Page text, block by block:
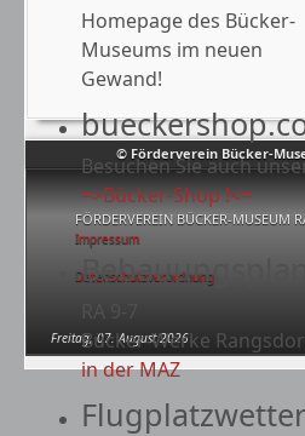
© Förderverein Bücker-
FÖRDERVEREIN BÜCKER-MUSEUM
Impressum
Datenschutzverordnung
Freitag, 07. August 2026
Homepage des Bücker-
Museums im neuen
Gewand!
Besuchen Sie auch
=>Bücker-Shop !<=
Bebauungsplan
Bücker-Werke
in der MAZ
Flugplatzwetter